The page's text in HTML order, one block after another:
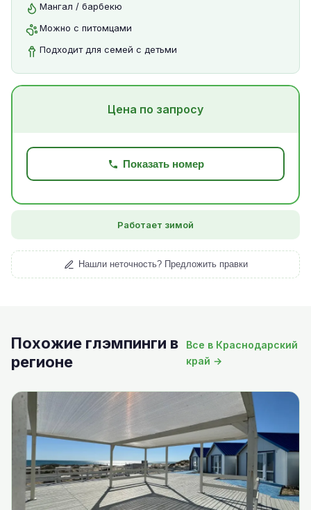
Мангал / барбекю
Можно с питомцами
Подходит для семей с детьми
Цена по запросу
Показать номер
Работает зимой
Нашли неточность? Предложить правки
Похожие глэмпинги в
регионе
Все в Краснодарский
край →